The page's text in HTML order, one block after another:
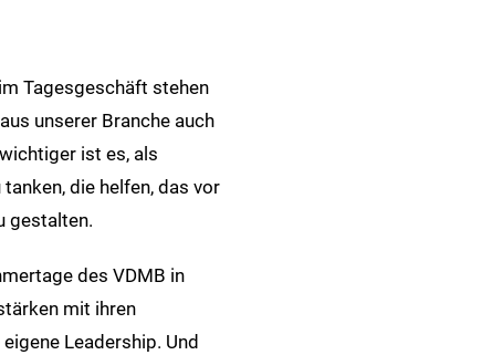
Tagesgeschäft stehen
unserer Branche auch
ist es, als
die helfen, das vor
gestalten.
des VDMB in
mit ihren
Leadership. Und